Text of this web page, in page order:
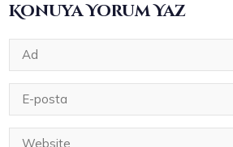
Konuya Yorum Yaz